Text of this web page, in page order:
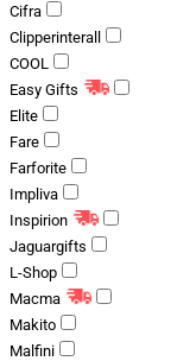
Cifra
Clipperinterall
COOL
Easy Gifts
Elite
Fare
Farforite
Impliva
Inspirion
Jaguargifts
L-Shop
Macma
Makito
Malfini